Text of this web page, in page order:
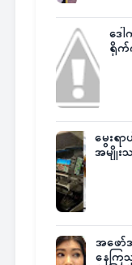
ဒေ
ရိုက်
မွေးရ
အမျိုး
အဖော်
နေက